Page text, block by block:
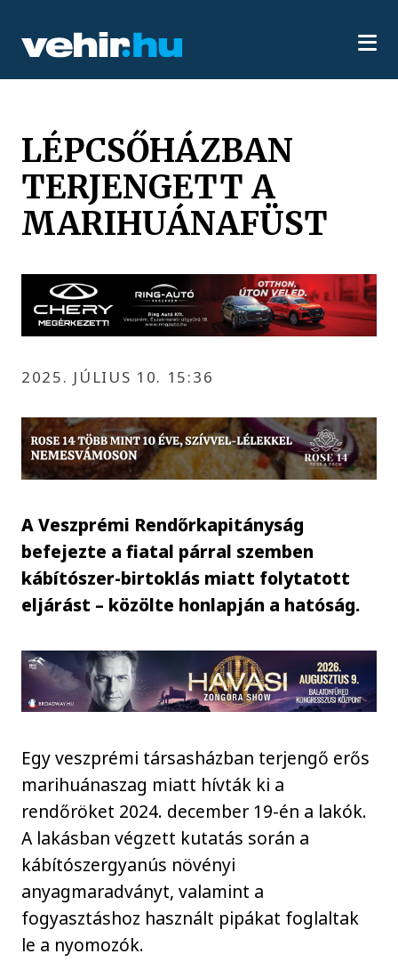
LÉPCSŐHÁZBAN
TERJENGETT A
MARIHUÁNAFÜST
2025. JÚLIUS 10. 15:36
A Veszprémi Rendőrkapitányság
befejezte a fiatal párral szemben
kábítószer-birtoklás miatt folytatott
eljárást – közölte honlapján a hatóság.
Egy veszprémi társasházban terjengő erős
marihuánaszag miatt hívták ki a
rendőröket 2024. december 19-én a lakók.
A lakásban végzett kutatás során a
kábítószergyanús növényi
anyagmaradványt, valamint a
fogyasztáshoz használt pipákat foglaltak
le a nyomozók.